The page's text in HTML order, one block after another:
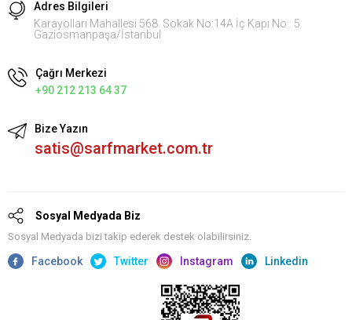
Adres Bilgileri
Karayolları Mahallesi 568. Sokak No:14A İç Kapı No : 5
Gaziosmanpaşa/İstanbul
Çağrı Merkezi
+90 212 213 64 37
Bize Yazın
satis@sarfmarket.com.tr
Sosyal Medyada Biz
Sosyal Medyada bizi takip ederek destek olabilirsiniz.
Facebook Twitter Instagram Linkedin